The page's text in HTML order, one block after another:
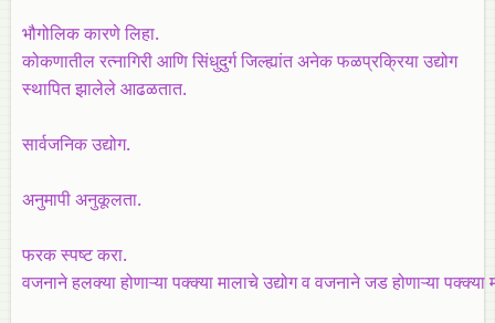
भौगोलिक कारणे लिहा.
कोकणातील रत्नागिरी आणि सिंधुदुर्ग जिल्ह्यांत अनेक फळप्रक्रिया उद्योग
स्थापित झालेले आढळतात.
सार्वजनिक उद्योग.
अनुमापी अनुकूलता.
फरक स्पष्ट करा.
वजनाने हलक्या होणाऱ्या पक्क्या मालाचे उद्योग व वजनाने जड होणाऱ्या पक्क्या